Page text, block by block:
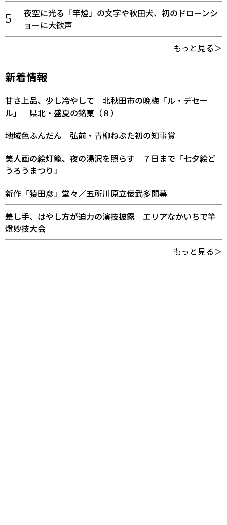
夜空に光る「竿燈」の文字や秋田犬、初のドローンシ
ョーに大歓声
もっと見る＞
新着情報
甘さ上品、少し冷やして 北秋田市の晩梅「ル・デセー
ル」 県北・盛夏の銘菓（８）
地域色ふんだん 弘前・青柳ねぷた初の知事賞
美人画の絵灯籠、夜の湯沢を照らす ７日まで「七夕絵ど
うろうまつり」
新作「猿田彦」堂々／五所川原立佞武多開幕
差し手、はやし方が迫力の演技披露 エリアなかいちで竿
燈妙技大会
もっと見る＞